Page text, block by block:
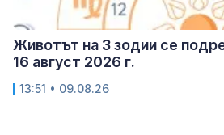
Животът на 3 зодии се
16 август 2026 г.
13:51 • 09.08.26